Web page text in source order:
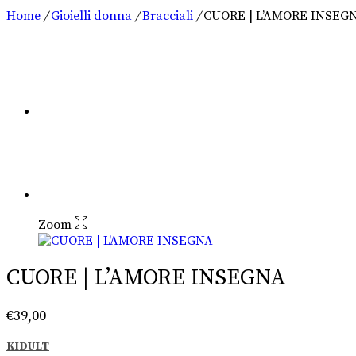
Home / Gioielli donna / Bracciali /CUORE | L’AMORE
Zoom
CUORE | L’AMORE INSEGNA
€39,00
KIDULT